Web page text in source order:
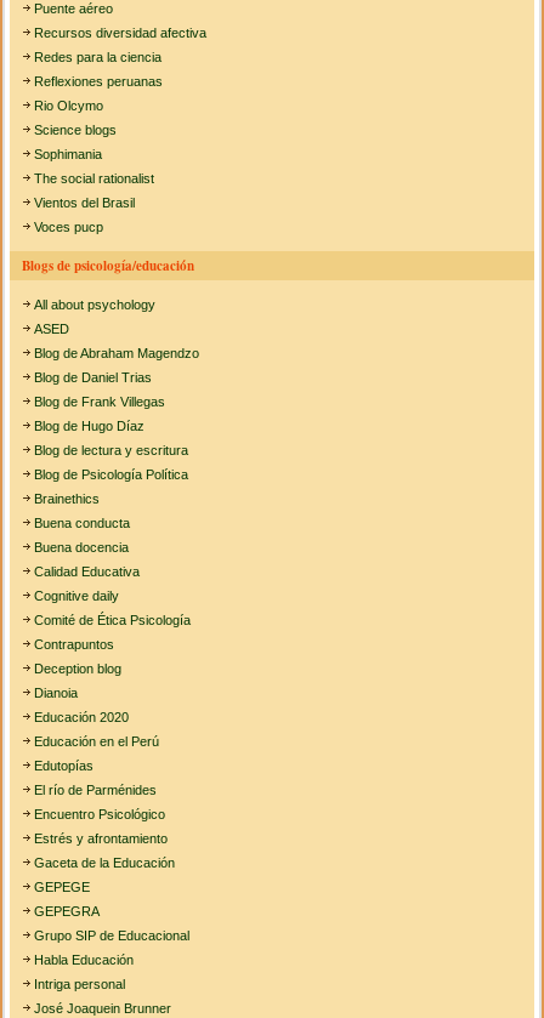
Puente aéreo
Recursos diversidad afectiva
Redes para la ciencia
Reflexiones peruanas
Rio Olcymo
Science blogs
Sophimania
The social rationalist
Vientos del Brasil
Voces pucp
Blogs de psicología/educación
All about psychology
ASED
Blog de Abraham Magendzo
Blog de Daniel Trias
Blog de Frank Villegas
Blog de Hugo Díaz
Blog de lectura y escritura
Blog de Psicología Política
Brainethics
Buena conducta
Buena docencia
Calidad Educativa
Cognitive daily
Comité de Ética Psicología
Contrapuntos
Deception blog
Dianoia
Educación 2020
Educación en el Perú
Edutopías
El río de Parménides
Encuentro Psicológico
Estrés y afrontamiento
Gaceta de la Educación
GEPEGE
GEPEGRA
Grupo SIP de Educacional
Habla Educación
Intriga personal
José Joaquein Brunner